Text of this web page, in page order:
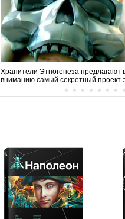
Хранители Этногенеза предлагают
вниманию самый секретный проект